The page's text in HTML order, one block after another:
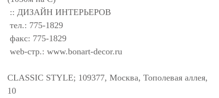
:: ДИЗАЙН ИНТЕРЬЕРОВ
тел.: 775-1829
факс: 775-1829
web-стр.: www.bonart-decor.ru
CLASSIC STYLE; 109377, Москва, Тополевая аллея,
10